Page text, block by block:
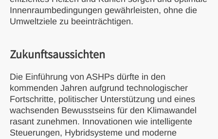
Innenraumbedingungen gewährleisten, ohne die
Umweltziele zu beeinträchtigen.
Zukunftsaussichten
Die Einführung von ASHPs dürfte in den
kommenden Jahren aufgrund technologischer
Fortschritte, politischer Unterstützung und eines
wachsenden Bewusstseins für den Klimawandel
rasant zunehmen. Innovationen wie intelligente
Steuerungen, Hybridsysteme und moderne